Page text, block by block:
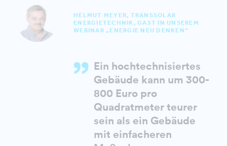
HELMUT MEYER, TRANSSOLAR
ENERGIETECHNIK, GAST IN UNSEREM
WEBINAR „ENERGIE NEU DENKEN“
Ein hochtechnisiertes
Gebäude kann um 300-
800 Euro pro
Quadratmeter teurer
sein als ein Gebäude
mit einfacheren